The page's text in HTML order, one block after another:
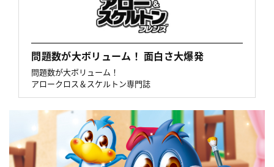
問題数が大ボリューム！ 面白さ大爆発
問題数が大ボリューム！
アロークロス＆スケルトン専門誌